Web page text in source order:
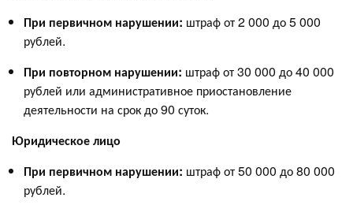
При первичном нарушении: штраф от 2 000 до 5 000
рублей.
При повторном нарушении: штраф от 30 000 до 40 000
рублей или административное приостановление
деятельности на срок до 90 суток.
Юридическое лицо
При первичном нарушении: штраф от 50 000 до 80 000
рублей.